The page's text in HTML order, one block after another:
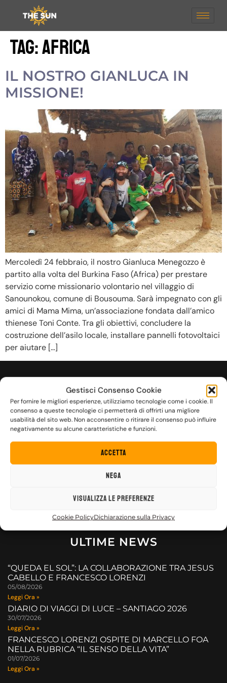
Gestisci Consenso Cookie
Per fornire le migliori esperienze, utilizziamo tecnologie come i cookie. Il
consenso a queste tecnologie ci permetterà di offrirti una migliore
usabilità del sito web. Non acconsentire o ritirare il consenso può influire
negativamente su alcune caratteristiche e funzioni.
Accetta
Nega
Visualizza le preferenze
Cookie PolicyDichiarazione sulla Privacy
Tag:Africa
IL NOSTRO GIANLUCA IN
MISSIONE!
Mercoledì 24 febbraio, il nostro Gianluca Menegozzo è
partito alla volta del Burkina Faso (Africa) per prestare
servizio come missionario volontario nel villaggio di
Sanounokou, comune di Bousouma. Sarà impegnato con gli
amici di Mama Mima, un’associazione fondata dall’amico
thienese Toni Conte. Tra gli obiettivi, concludere la
costruzione dell’asilo locale, installare pannelli fotovoltaici
per aiutare […]
FUOCO DENTRO
ULTIME NEWS
“QUEDA EL SOL”: LA COLLABORAZIONE TRA JESUS
CABELLO E FRANCESCO LORENZI
05/08/2026
Leggi Ora »
DIARIO DI VIAGGI DI LUCE – SANTIAGO 2026
30/07/2026
Leggi Ora »
FRANCESCO LORENZI OSPITE DI MARCELLO FOA
NELLA RUBRICA “IL SENSO DELLA VITA”
01/07/2026
Leggi Ora »